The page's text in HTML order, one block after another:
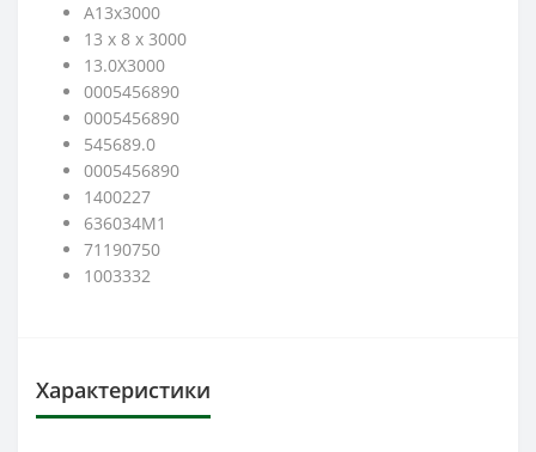
A13х3000
13 x 8 x 3000
13.0X3000
0005456890
0005456890
545689.0
0005456890
1400227
636034M1
71190750
1003332
Характеристики